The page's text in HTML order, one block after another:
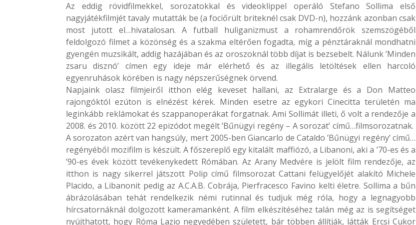
Az eddig rövidfilmekkel, sorozatokkal és videoklippel operáló Stefano Sollima első
nagyjátékfilmjét tavaly mutatták be (a fociőrült briteknél csak DVD-n), hozzánk azonban csak
most jutott el…hivatalosan. A futball huliganizmust a rohamrendőrök szemszögéből
feldolgozó filmet a közönség és a szakma eltérően fogadta, míg a pénztáraknál mondhatni
gyengén muzsikált, addig hazájában és az oroszoknál több díjat is bezsebelt. Nálunk ’Minden
zsaru disznó’ címen egy ideje már elérhető és az illegális letöltések ellen harcoló
egyenruhások körében is nagy népszerűségnek örvend.
Napjaink olasz filmjeiről itthon elég keveset hallani, az Extralarge és a Don Matteo
rajongóktól ezúton is elnézést kérek. Minden esetre az egykori Cinecitta területén ma
leginkább reklámokat és szappanoperákat forgatnak. Ami Sollimát illeti, ő volt a rendezője a
2008. és 2010. között 22 epizódot megélt ’Bűnügyi regény – A sorozat’ című…filmsorozatnak.
A sorozaton azért van hangsúly, mert 2005-ben Giancarlo de Cataldo ’Bűnügyi regény’ című…
regényéből mozifilm is készült. A főszereplő egy kitalált maffiózó, a Libanoni, aki a ’70-es és a
’90-es évek között tevékenykedett Rómában. Az Arany Medvére is jelölt film rendezője, az
itthon is nagy sikerrel játszott Polip című filmsorozat Cattani felügyelőjét alakító Michele
Placido, a Libanonit pedig az A.C.A.B. Cobrája, Pierfracesco Favino kelti életre. Sollima a bűn
ábrázolásában tehát rendelkezik némi rutinnal és tudjuk még róla, hogy a legnagyobb
hírcsatornáknál dolgozott kameramanként. A film elkészítéséhez talán még az is segítséget
nyújthatott, hogy Róma Lazio negyedében született, bár többen állítják, látták Ercsi Cukor